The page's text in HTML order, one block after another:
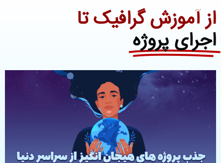
از آموزش گرافیک تا
اجرای پروژه